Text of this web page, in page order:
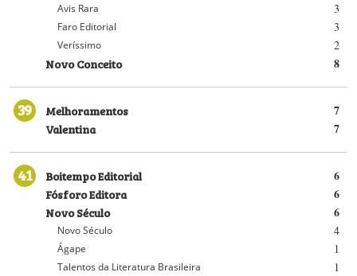
3
Avis Rara
3
Faro Editorial
2
Veríssimo
8
Novo Conceito
39 7
Melhoramentos
7
Valentina
41 6
Boitempo Editorial
6
Fósforo Editora
6
Novo Século
4
Novo Século
1
Ágape
1
Talentos da Literatura Brasileira